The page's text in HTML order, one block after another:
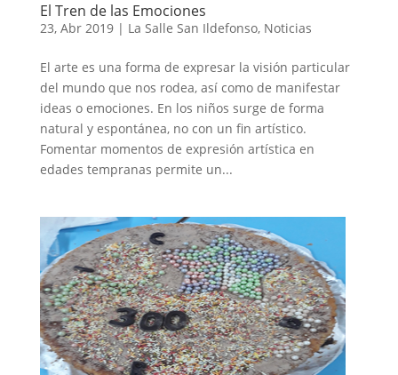
El Tren de las Emociones
23, Abr 2019| La Salle San Ildefonso, Noticias
El arte es una forma de expresar la visión particular
del mundo que nos rodea, así como de manifestar
ideas o emociones. En los niños surge de forma
natural y espontánea, no con un fin artístico.
Fomentar momentos de expresión artística en
edades tempranas permite un...